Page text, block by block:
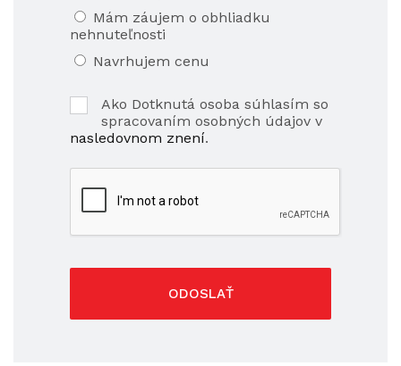
Mám záujem o obhliadku
nehnuteľnosti
Navrhujem cenu
Ako Dotknutá osoba súhlasím so
spracovaním osobných údajov v
nasledovnom znení.
ODOSLAŤ